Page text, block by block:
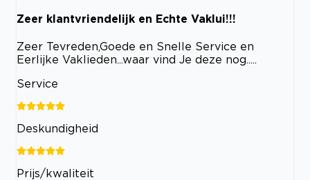
Zeer klantvriendelijk en Echte Vaklui!!!
Zeer Tevreden,Goede en Snelle Service en
Eerlijke Vaklieden...waar vind Je deze nog.....
Service
Deskundigheid
Prijs/kwaliteit